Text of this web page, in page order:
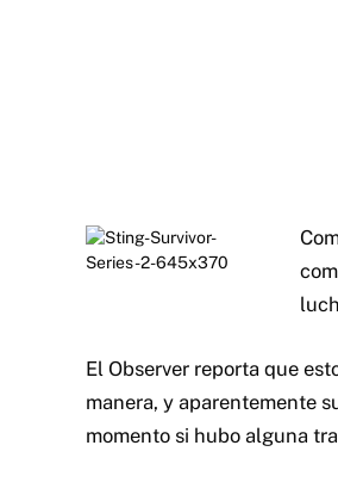
El Observer reporta que
manera, y aparentemente
momento si hubo alguna